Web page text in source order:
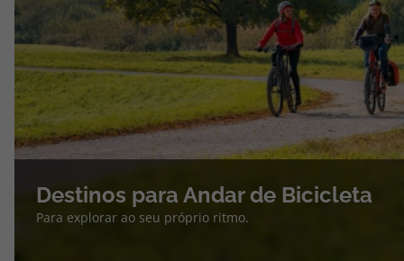
Destinos para Andar de Bicicleta
Para explorar ao seu próprio ritmo.